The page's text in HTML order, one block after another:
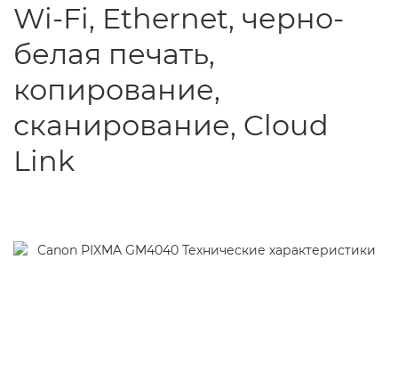
Wi-Fi, Ethernet, черно-
белая печать,
копирование,
сканирование, Cloud
Link